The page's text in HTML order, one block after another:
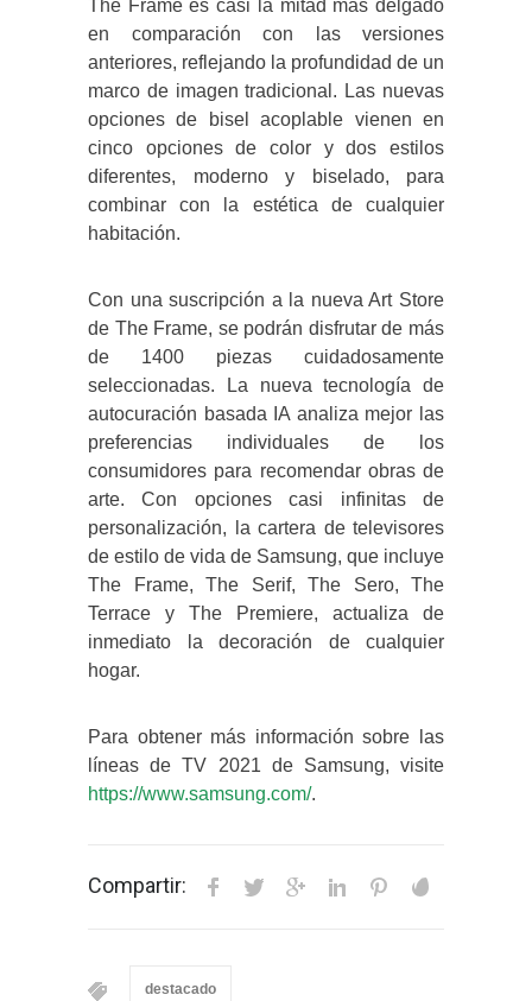
The Frame es casi la mitad más delgado
en comparación con las versiones
anteriores, reflejando la profundidad de un
marco de imagen tradicional. Las nuevas
opciones de bisel acoplable vienen en
cinco opciones de color y dos estilos
diferentes, moderno y biselado, para
combinar con la estética de cualquier
habitación.
Con una suscripción a la nueva Art Store
de The Frame, se podrán disfrutar de más
de 1400 piezas cuidadosamente
seleccionadas. La nueva tecnología de
autocuración basada IA analiza mejor las
preferencias individuales de los
consumidores para recomendar obras de
arte. Con opciones casi infinitas de
personalización, la cartera de televisores
de estilo de vida de Samsung, que incluye
The Frame, The Serif, The Sero, The
Terrace y The Premiere, actualiza de
inmediato la decoración de cualquier
hogar.
Para obtener más información sobre las
líneas de TV 2021 de Samsung, visite
https://www.samsung.com/.
Compartir:
destacado